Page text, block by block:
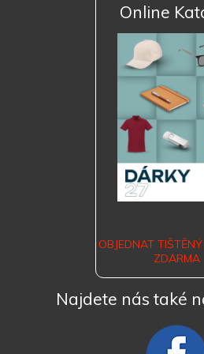
Online
OBJEDNAT
ZDARMA
Najdete nás také